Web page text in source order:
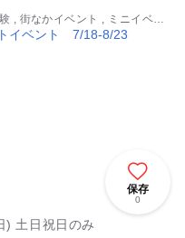
, 街なかイベント , ミニイベン
保存
0
) 土日祝日のみ